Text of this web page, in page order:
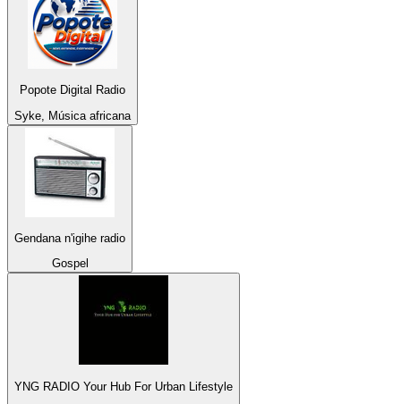
Popote Digital Radio
Syke, Música africana
Gendana n'igihe radio
Gospel
YNG RADIO Your Hub For Urban Lifestyle